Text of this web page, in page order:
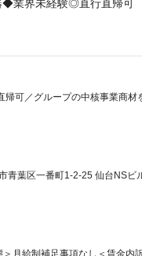
◆業界未経験◎直行直帰可
可／グループの中核事業商
青葉区一番町1-2-25 仙台NSビ
月給制補足事項なし＜賃金内